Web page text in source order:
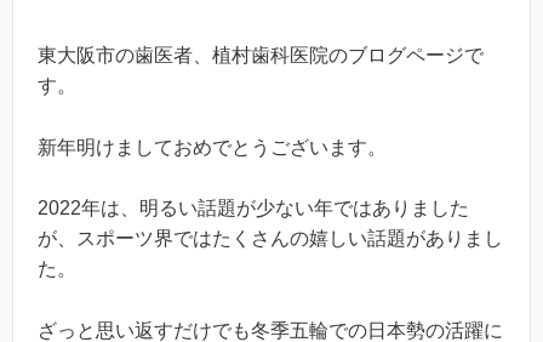
東大阪市の歯医者、植村歯科医院のブログページで
す。
新年明けましておめでとうございます。
2022年は、明るい話題が少ない年ではありました
が、スポーツ界ではたくさんの嬉しい話題がありまし
た。
ざっと思い返すだけでも冬季五輪での日本勢の活躍に